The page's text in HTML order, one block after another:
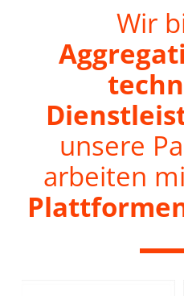
Wir
unsere
arbeiten